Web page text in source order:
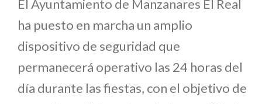
El Ayuntamiento de Manzanares El Real
ha puesto en marcha un amplio
dispositivo de seguridad que
permanecerá operativo las 24 horas del
día durante las fiestas, con el objetivo de